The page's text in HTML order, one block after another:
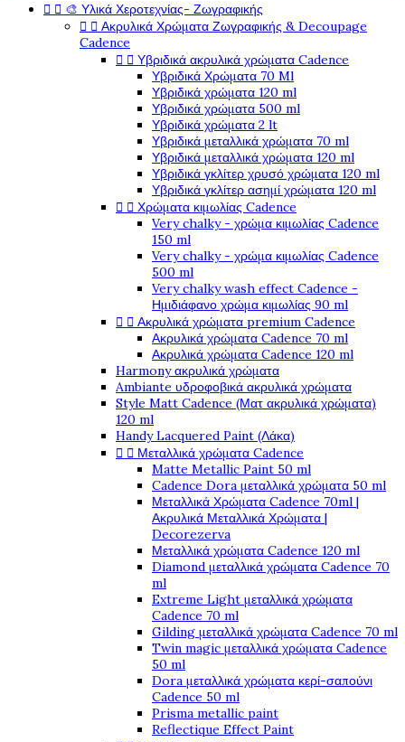
  🎨 Υλικά Χεροτεχνίας- Ζωγραφικής
  Ακρυλικά Χρώματα Ζωγραφικής & Decoupage
Cadence
  Υβριδικά ακρυλικά χρώματα Cadence
Υβριδικά Χρώματα 70 Ml
Υβριδικά χρώματα 120 ml
Υβριδικά χρώματα 500 ml
Υβριδικά χρώματα 2 lt
Υβριδικά μεταλλικά χρώματα 70 ml
Υβριδικά μεταλλικά χρώματα 120 ml
Υβριδικά γκλίτερ χρυσό χρώματα 120 ml
Υβριδικά γκλίτερ ασημί χρώματα 120 ml
  Χρώματα κιμωλίας Cadence
Very chalky - χρώμα κιμωλίας Cadence
150 ml
Very chalky - χρώμα κιμωλίας Cadence
500 ml
Very chalky wash effect Cadence -
Ημιδιάφανο χρώμα κιμωλίας 90 ml
  Ακρυλικά χρώματα premium Cadence
Ακρυλικά χρώματα Cadence 70 ml
Ακρυλικά χρώματα Cadence 120 ml
Harmony ακρυλικά χρώματα
Ambiante υδροφοβικά ακρυλικά χρώματα
Style Matt Cadence (Ματ ακρυλικά χρώματα)
120 ml
Handy Lacquered Paint (Λάκα)
  Μεταλλικά χρώματα Cadence
Matte Metallic Paint 50 ml
Cadence Dora μεταλλικά χρώματα 50 ml
Μεταλλικά Χρώματα Cadence 70ml |
Ακρυλικά Μεταλλικά Χρώματα |
Decorezerva
Μεταλλικά χρώματα Cadence 120 ml
Diamond μεταλλικά χρώματα Cadence 70
ml
Extreme Light μεταλλικά χρώματα
Cadence 70 ml
Gilding μεταλλικά χρώματα Cadence 70 ml
Twin magic μεταλλικά χρώματα Cadence
50 ml
Dora μεταλλικά χρώματα κερί-σαπούνι
Cadence 50 ml
Prisma metallic paint
Reflectique Effect Paint